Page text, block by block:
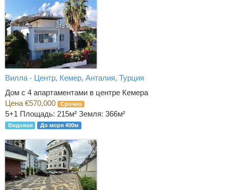
Вилла - Центр, Кемер, Анталия, Турция
Дом с 4 апартаментами в центре Кемера
Цена €570,000
Срочно
5+1 Площадь: 215м² Земля: 366м²
Видовая До моря 400м